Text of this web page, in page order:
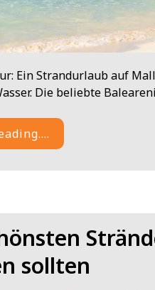
Ein Strandurlaub auf
Die beliebte
sollten